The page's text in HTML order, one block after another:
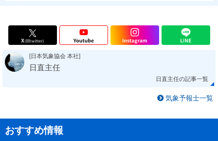
[日本気象協会 本社]
日直主任
日直主任の記事一覧
気象予報士一覧
おすすめ情報